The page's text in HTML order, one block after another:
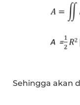
Sehingga akan